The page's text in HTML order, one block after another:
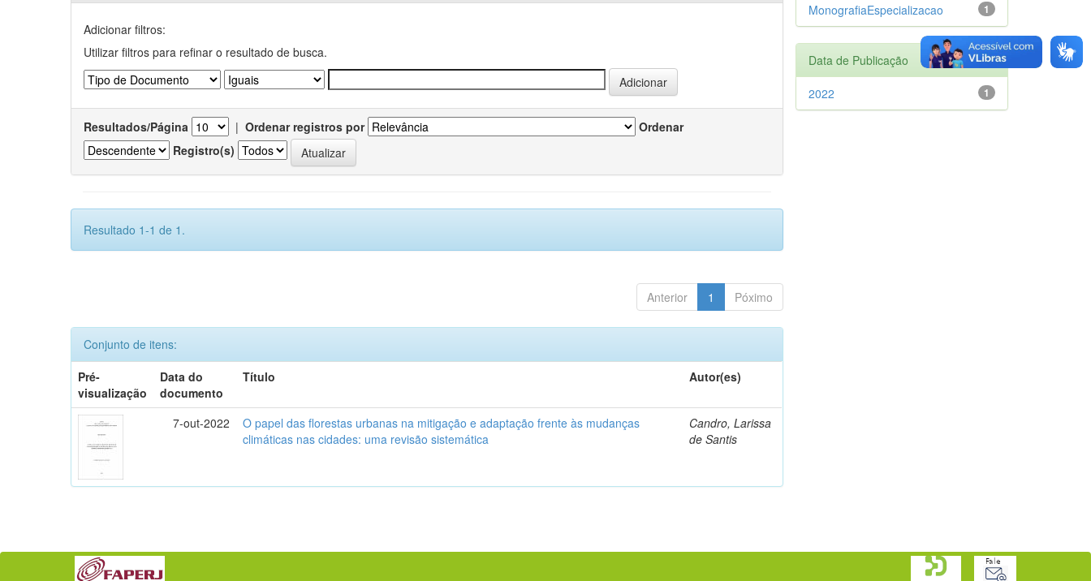
Adicionar filtros:
Utilizar filtros para refinar o resultado de busca.
Resultados/Página | Ordenar registros por
Ordenar
Registro(s)
Resultado 1-1 de 1.
Anterior 1 Póximo
Conjunto de itens:
Pré-
visualização
Data do
documento
Título Autor(es)
7-out-2022
O papel das florestas urbanas na mitigação e adaptação frente às mudanças
climáticas nas cidades: uma revisão sistemática
Candro, Larissa
de Santis
1
MonografiaEspecializacao
Data de Publicação
1
2022